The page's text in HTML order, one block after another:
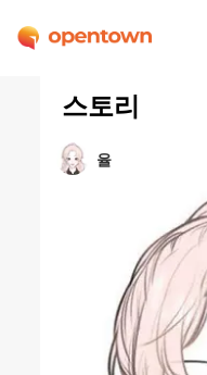
스토리
율